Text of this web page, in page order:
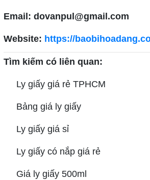
Email: dovanpul@gmail.com
Website: https://
Tìm kiếm có liên quan:
Ly giấy giá rẻ TPHCM
Bảng giá ly giấy
Ly giấy giá sỉ
Ly giấy có nắp giá rẻ
Giá ly giấy 500ml